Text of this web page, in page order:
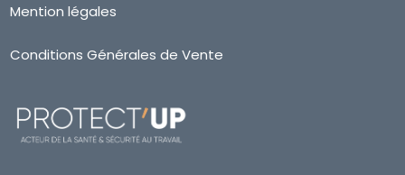
Mention légales
Conditions Générales de Vente